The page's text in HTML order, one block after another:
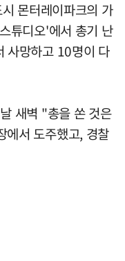
몬터레이파크의 가
튜디오'에서 총기 난
사망하고 10명이 다
새벽 "총을 쏜 것은
에서 도주했고, 경찰